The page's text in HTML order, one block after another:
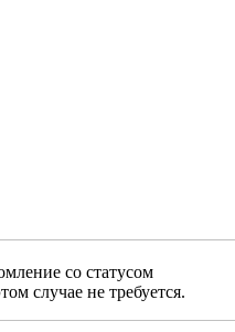
со статусом
случае не требуется.